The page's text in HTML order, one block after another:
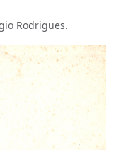
Rodrigues.